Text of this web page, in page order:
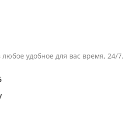
удобное для вас время, 24/7.